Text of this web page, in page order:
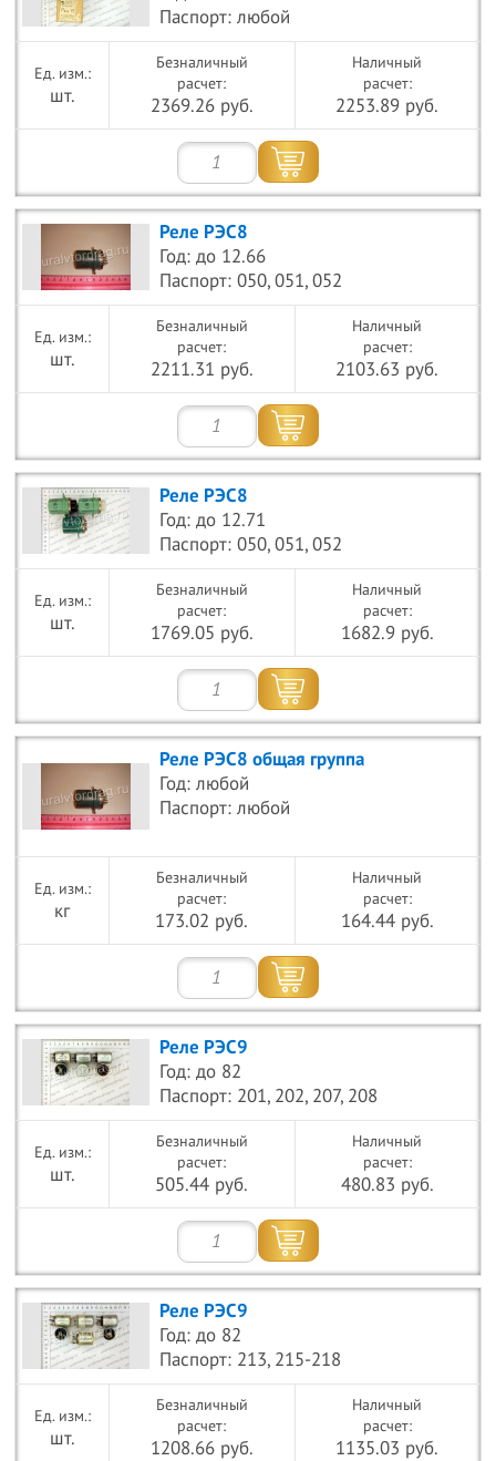
Паспорт: любой
шт.
Безналичный
расчет:
2369.26 руб.
Наличный
расчет:
2253.89 руб.
Реле РЭС8
Год: до 12.66
Паспорт: 050, 051, 052
шт.
Безналичный
расчет:
2211.31 руб.
Наличный
расчет:
2103.63 руб.
Реле РЭС8
Год: до 12.71
Паспорт: 050, 051, 052
шт.
Безналичный
расчет:
1769.05 руб.
Наличный
расчет:
1682.9 руб.
Реле РЭС8 общая группа
Год: любой
Паспорт: любой
кг
Безналичный
расчет:
173.02 руб.
Наличный
расчет:
164.44 руб.
Реле РЭС9
Год: до 82
Паспорт: 201, 202, 207, 208
шт.
Безналичный
расчет:
505.44 руб.
Наличный
расчет:
480.83 руб.
Реле РЭС9
Год: до 82
Паспорт: 213, 215-218
шт.
Безналичный
расчет:
1208.66 руб.
Наличный
расчет:
1135.03 руб.